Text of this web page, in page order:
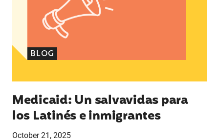
BLOG
Medicaid: Un salvavidas para
los Latinés e inmigrantes
October 21, 2025